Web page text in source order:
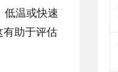
低温或快速
助于评估